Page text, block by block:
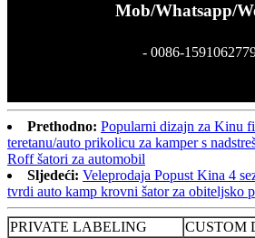
Mob/Whatsapp/
- 0086-
Prethodno: Popularni dizajn za Kinu
teretanu/auto prikolicu za kamper s
Roff šatori za automobil
Sljedeći: Veleprodaja Popust Kina 4
tvrdi auto kamp krovni šator za obiteljsko
PRIVATE LABELING
CUSTOM